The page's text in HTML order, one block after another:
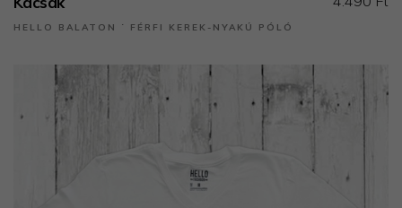
HELLO BALATON ˙ FÉRFI KEREK-NYAKÚ PÓLÓ